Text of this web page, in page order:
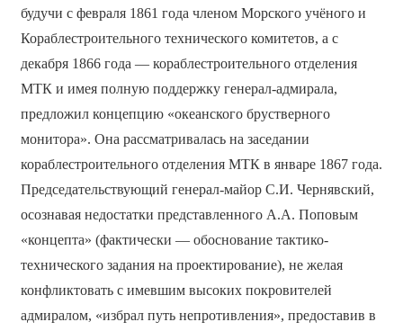
будучи с февраля 1861 года членом Морского учёного и
Кораблестроительного технического комитетов, а с
декабря 1866 года — кораблестроительного отделения
МТК и имея полную поддержку генерал-адмирала,
предложил концепцию «океанского брустверного
монитора». Она рассматривалась на заседании
кораблестроительного отделения МТК в январе 1867 года.
Председательствующий генерал-майор С.И. Чернявский,
осознавая недостатки представленного А.А. Поповым
«концепта» (фактически — обоснование тактико-
технического задания на проектирование), не желая
конфликтовать с имевшим высоких покровителей
адмиралом, «избрал путь непротивления», предоставив в